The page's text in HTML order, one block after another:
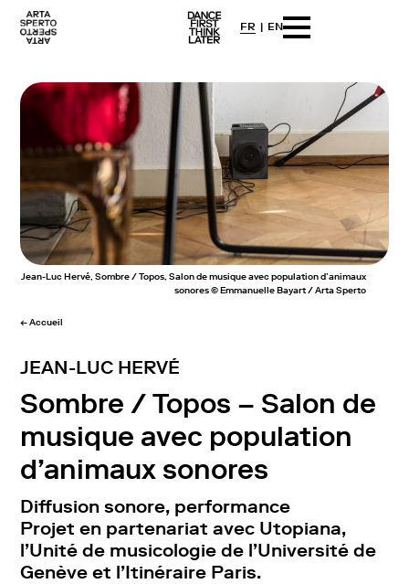
content
FR EN
Jean-Luc Hervé, Sombre / Topos, Salon de musique avec population d’animaux
sonores © Emmanuelle Bayart / Arta Sperto
← Accueil
JEAN-LUC HERVÉ
Sombre / Topos – Salon de
musique avec population
d’animaux sonores
Diffusion sonore, performance
Projet en partenariat avec Utopiana,
l’Unité de musicologie de l’Université de
Genève et l’Itinéraire Paris.